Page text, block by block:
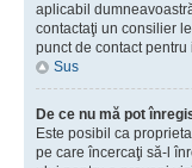
aplicabil
contactaţi un consilier
punct de contact
Sus
De ce nu mă pot
Este posibil ca
pe care încercaţi să-l